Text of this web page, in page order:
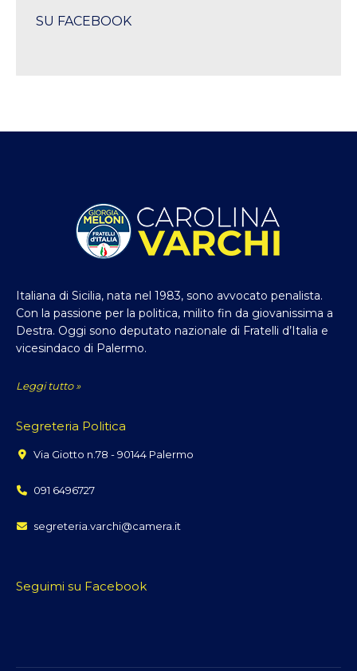
SU FACEBOOK
Italiana di Sicilia, nata nel 1983, sono avvocato penalista.
Con la passione per la politica, milito fin da giovanissima a
Destra. Oggi sono deputato nazionale di Fratelli d’Italia e
vicesindaco di Palermo.
Leggi tutto »
Segreteria Politica
Via Giotto n.78 - 90144 Palermo
091 6496727
segreteria.varchi@camera.it
Seguimi su Facebook